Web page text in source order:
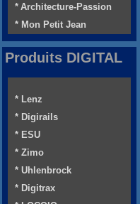
* Architecture-Passion
* Mon Petit Jean
Produits DIGITAL
* Lenz
* Digirails
* ESU
* Zimo
* Uhlenbrock
* Digitrax